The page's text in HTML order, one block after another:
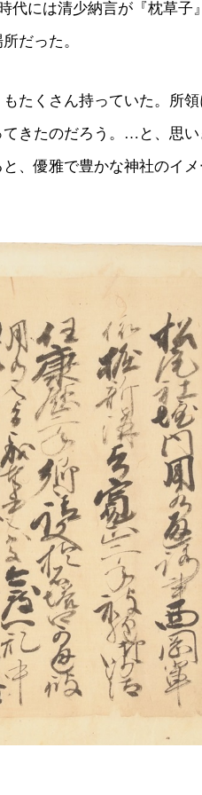
代には清少納言が『枕草子
だった。
たくさん持っていた。所
きたのだろう。…と、思い
、優雅で豊かな神社のイメ